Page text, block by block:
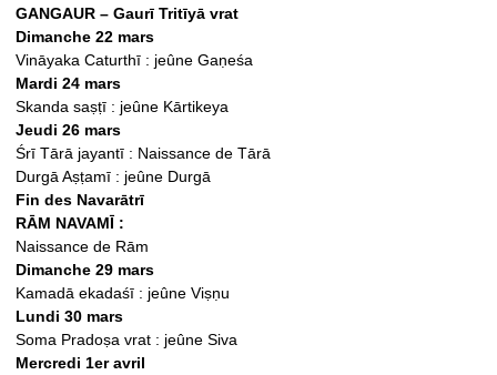
GANGAUR – Gaurī Tritīyā vrat
Dimanche 22 mars
Vināyaka Caturthī : jeûne Gaṇeśa
Mardi 24 mars
Skanda saṣṭī : jeûne Kārtikeya
Jeudi 26 mars
Śrī Tārā jayantī : Naissance de Tārā
Durgā Aṣṭamī : jeûne Durgā
Fin des Navarātrī
RĀM NAVAMĪ :
Naissance de Rām
Dimanche 29 mars
Kamadā ekadaśī : jeûne Viṣṇu
Lundi 30 mars
Soma Pradoṣa vrat : jeûne Siva
Mercredi 1er avril